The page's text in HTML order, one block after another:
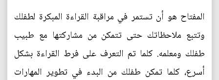
المفتاح هو أن تستمر في مراقبة القراءة المبكرة لطفلك
وتتبع ملاحظاتك حتى تتمكن من مشاركتها مع طبيب
طفلك ومعلمه. كلما تم التعرف على فرط القراءة بشكل
أسرع، كلما تمكن طفلك من البدء في تطوير المهارات